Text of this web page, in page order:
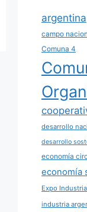
argentina
campo
Comuna 4
desarrollo
desarrollo
economía
economía
Expo
industria